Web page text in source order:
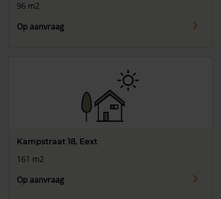
96 m2
Op aanvraag
Kampstraat 18, Eext
161 m2
Op aanvraag